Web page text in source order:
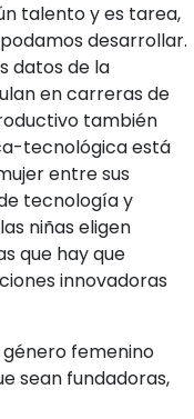
talento y es tarea,
desarrollar.
datos de la
en carreras de
también
tecnológica está
entre sus
tecnología y
niñas eligen
que hay que
innovadoras
femenino
sean fundadoras,